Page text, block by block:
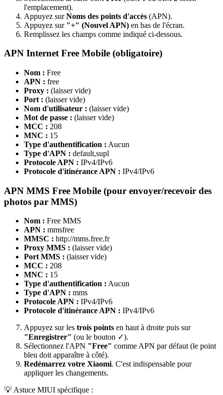
l'emplacement).
Appuyez surNoms des points d'accès (APN).
Appuyez sur "+" (Nouvel APN) en bas de l'écran.
Remplissez les champs comme indiqué ci-dessous.
APN Internet Free Mobile (obligatoire)
Nom : Free
APN : free
Proxy : (laisser vide)
Port : (laisser vide)
Nom d'utilisateur : (laisser vide)
Mot de passe : (laisser vide)
MCC : 208
MNC : 15
Type d'authentification : Aucun
Type d'APN : default,supl
Protocole APN : IPv4/IPv6
Protocole d'itinérance APN : IPv4/IPv6
APN MMS Free Mobile (pour envoyer/recevoir des
photos par MMS)
Nom : Free MMS
APN : mmsfree
MMSC : http://mms.free.fr
Proxy MMS : (laisser vide)
Port MMS : (laisser vide)
MCC : 208
MNC : 15
Type d'authentification : Aucun
Type d'APN : mms
Protocole APN : IPv4/IPv6
Protocole d'itinérance APN : IPv4/IPv6
Appuyez sur les trois points en haut à droite puis sur
"Enregistrer" (ou le bouton ✓).
Sélectionnez l'APN "Free" comme APN par défaut (le point
bleu doit apparaître à côté).
Redémarrez votre Xiaomi. C'est indispensable pour
appliquer les changements.
💡 Astuce MIUI spécifique :